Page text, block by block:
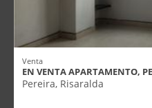
Venta
EN VENTA APARTAMENTO,
Pereira, Risaralda